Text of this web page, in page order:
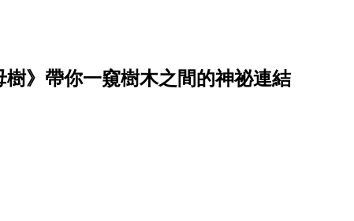
樹》帶你一窺樹木之間的神祕連結